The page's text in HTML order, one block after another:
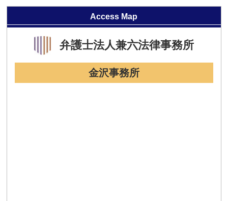
Access Map
弁護士法人兼六法律事務所
金沢事務所